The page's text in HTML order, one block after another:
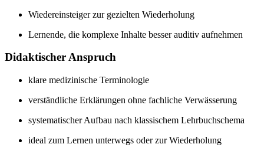
Wiedereinsteiger zur gezielten Wiederholung
Lernende, die komplexe Inhalte besser auditiv aufnehmen
Didaktischer Anspruch
klare medizinische Terminologie
verständliche Erklärungen ohne fachliche Verwässerung
systematischer Aufbau nach klassischem Lehrbuchschema
ideal zum Lernen unterwegs oder zur Wiederholung